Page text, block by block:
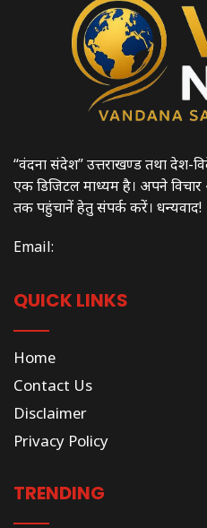
“वंदना संदेश” उत्तराखण्ड तथा देश-
एक डिजिटल माध्यम है। अपने
तक पहुंचानें हेतु संपर्क करें। धन्यवाद!
Email:
QUICK LINKS
Home
Contact Us
Disclaimer
Privacy Policy
TRENDING